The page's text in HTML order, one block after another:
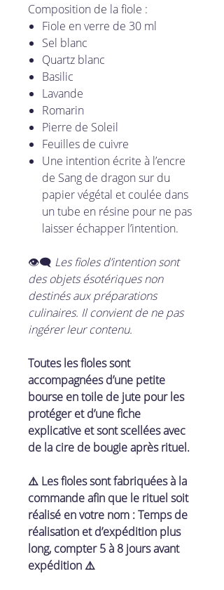
Composition de la fiole :
Fiole en verre de 30 ml
Sel blanc
Quartz blanc
Basilic
Lavande
Romarin
Pierre de Soleil
Feuilles de cuivre
Une intention écrite à l’encre
de Sang de dragon sur du
papier végétal et coulée dans
un tube en résine pour ne pas
laisser échapper l’intention.
👁‍🗨 Les fioles d’intention sont
des objets ésotériques non
destinés aux préparations
culinaires. Il convient de ne pas
ingérer leur contenu.
Toutes les fioles sont
accompagnées d’une petite
bourse en toile de jute pour les
protéger et d’une fiche
explicative et sont scellées avec
de la cire de bougie après rituel.
⚠️ Les fioles sont fabriquées à la
commande afin que le rituel soit
réalisé en votre nom : Temps de
réalisation et d’expédition plus
long, compter 5 à 8 jours avant
expédition ⚠️